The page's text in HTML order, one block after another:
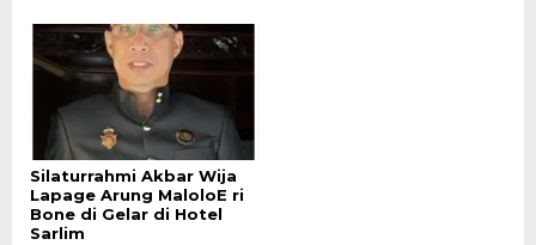
Silaturrahmi Akbar Wija
Lapage Arung MaloloE ri
Bone di Gelar di Hotel
Sarlim